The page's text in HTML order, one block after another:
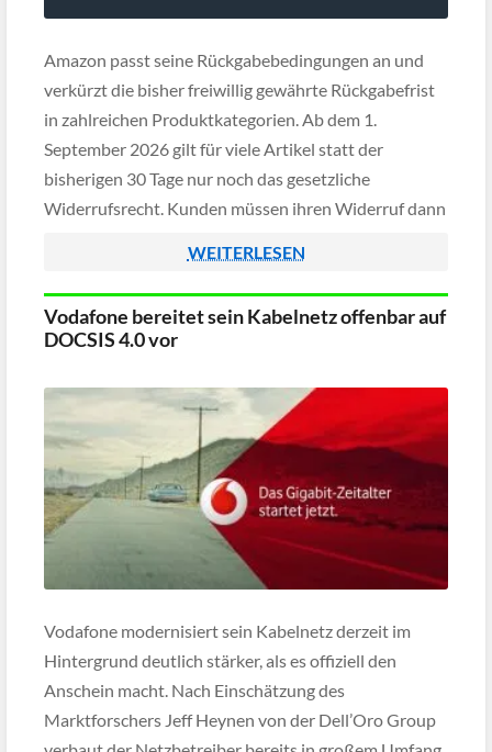
Amazon passt seine Rückgabebedingungen an und
verkürzt die bisher freiwillig gewährte Rückgabefrist
in zahlreichen Produktkategorien. Ab dem 1.
September 2026 gilt für viele Artikel statt der
bisherigen 30 Tage nur noch das gesetzliche
Widerrufsrecht. Kunden müssen ihren Widerruf dann
und haben anschließend weitere 14 Tage Zeit, […]
WEITERLESEN
Vodafone bereitet sein Kabelnetz offenbar auf
DOCSIS 4.0 vor
Vodafone modernisiert sein Kabelnetz derzeit im
Hintergrund deutlich stärker, als es offiziell den
Anschein macht. Nach Einschätzung des
Marktforschers Jeff Heynen von der Dell’Oro Group